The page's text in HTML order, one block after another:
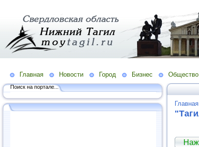
Главная Новости Город Бизнес Общество
Поиск на портале...
Главная